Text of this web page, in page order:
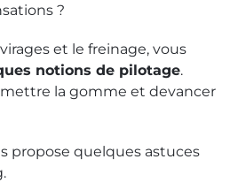
?
et le freinage, vous
notions de pilotage.
la gomme et devancer
propose quelques astuces